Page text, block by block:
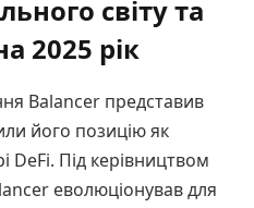
світу та
2025 рік
Balancer представив
його позицію як
DeFi. Під керівництвом
еволюціонував для